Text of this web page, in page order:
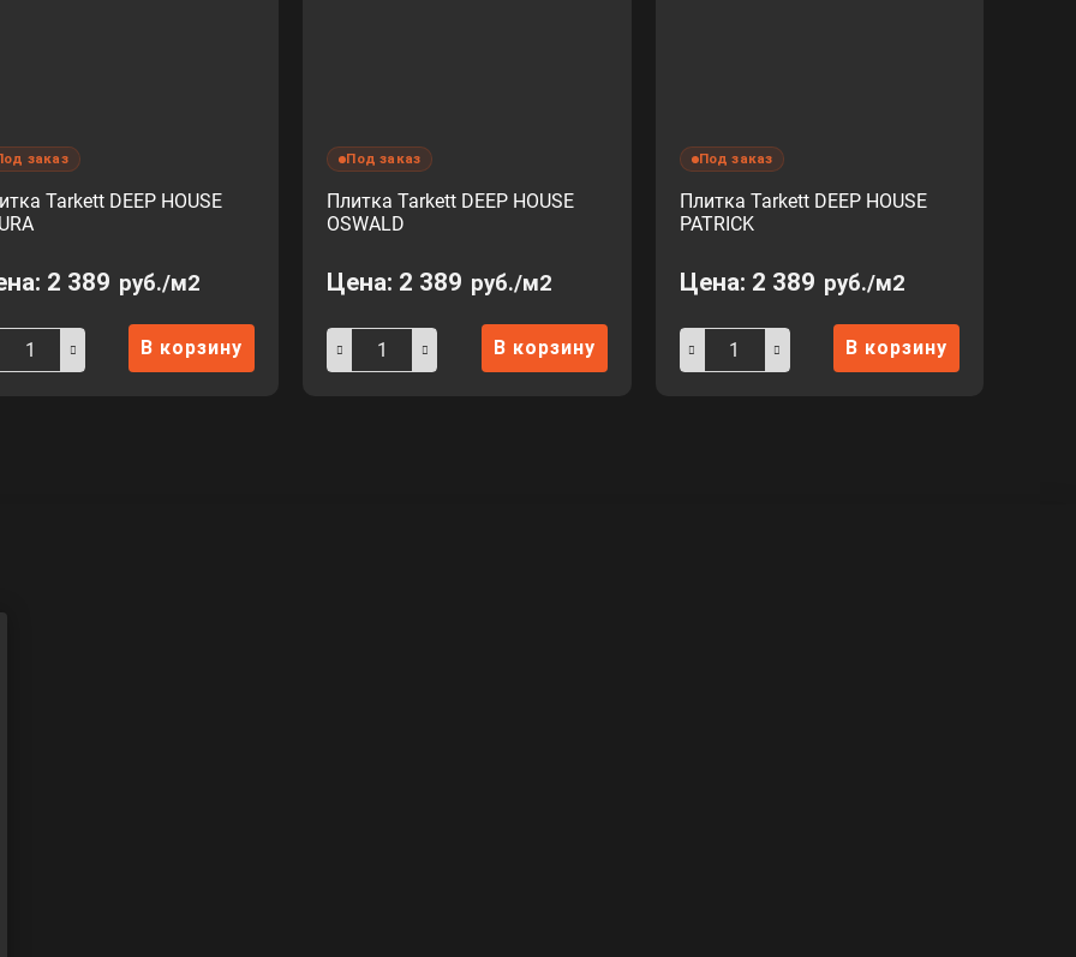
заказ
Tarkett DEEP HOUSE
2 389 руб./м2
В корзину
Под заказ
Плитка Tarkett DEEP HOUSE
OSWALD
Цена: 2 389 руб./м2
В корзину
Под заказ
Плитка Tarkett DEEP HOUSE
PATRICK
Цена: 2 389 руб./м2
В корзину